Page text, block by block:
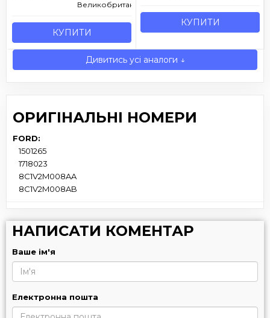
Великобританія
КУПИТИ
КУПИТИ
Дивитись усі аналоги ↓
ОРИГІНАЛЬНІ НОМЕРИ
FORD:
1501265
1718023
8C1V2M008AA
8C1V2M008AB
НАПИСАТИ КОМЕНТАР
Ваше ім'я
Електронна пошта